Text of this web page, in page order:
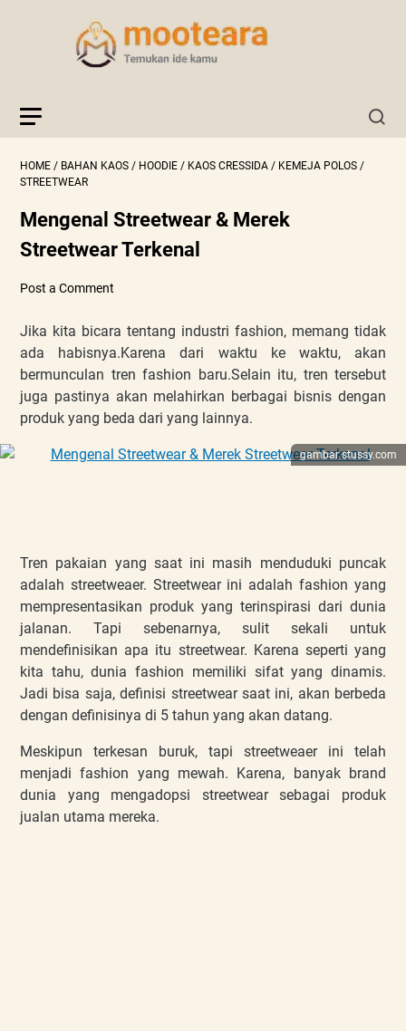
HOME / BAHAN KAOS / HOODIE / KAOS CRESSIDA / KEMEJA POLOS /
STREETWEAR
Mengenal Streetwear & Merek
Streetwear Terkenal
Post a Comment
Jika kita bicara tentang industri fashion, memang tidak
ada habisnya.Karena dari waktu ke waktu, akan
bermunculan tren fashion baru.Selain itu, tren tersebut
juga pastinya akan melahirkan berbagai bisnis dengan
produk yang beda dari yang lainnya.
gambar stussy.com
Tren pakaian yang saat ini masih menduduki puncak
adalah streetweaer. Streetwear ini adalah fashion yang
mempresentasikan produk yang terinspirasi dari dunia
jalanan. Tapi sebenarnya, sulit sekali untuk
mendefinisikan apa itu streetwear. Karena seperti yang
kita tahu, dunia fashion memiliki sifat yang dinamis.
Jadi bisa saja, definisi streetwear saat ini, akan berbeda
dengan definisinya di 5 tahun yang akan datang.
Meskipun terkesan buruk, tapi streetweaer ini telah
menjadi fashion yang mewah. Karena, banyak brand
dunia yang mengadopsi streetwear sebagai produk
jualan utama mereka.